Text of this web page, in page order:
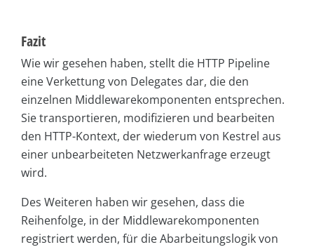
Fazit
Wie wir gesehen haben, stellt die HTTP Pipeline
eine Verkettung von Delegates dar, die den
einzelnen Middlewarekomponenten entsprechen.
Sie transportieren, modifizieren und bearbeiten
den HTTP-Kontext, der wiederum von Kestrel aus
einer unbearbeiteten Netzwerkanfrage erzeugt
wird.
Des Weiteren haben wir gesehen, dass die
Reihenfolge, in der Middlewarekomponenten
registriert werden, für die Abarbeitungslogik von